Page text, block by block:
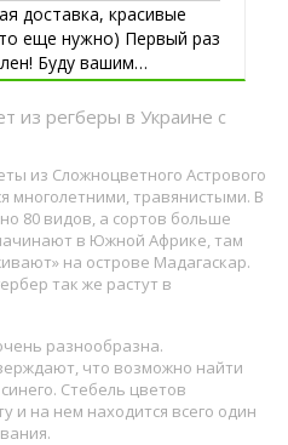
доставка, красивые
еще нужно) Первый раз
Буду вашим
из регберы в Украине с
из Сложноцветного Астрового
многолетними, травянистыми. В
80 видов, а сортов больше
в Южной Африке, там
на острове Мадагаскар.
так же растут в
разнообразна.
что возможно найти
Стебель цветов
и на нем находится всего один